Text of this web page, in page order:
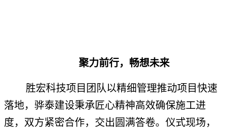
聚力前行，畅想未来
胜宏科技项目团队以精细管理推动项目快速
落地，骅泰建设秉承匠心精神高效确保施工进
度，双方紧密合作，交出圆满答卷。仪式现场，